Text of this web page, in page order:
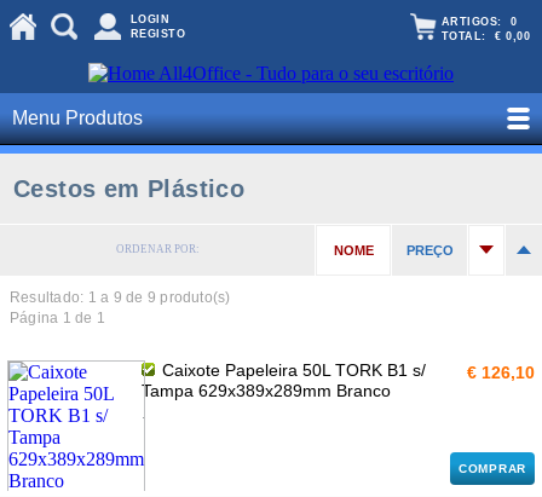
LOGIN
REGISTO
ARTIGOS: 0
TOTAL: € 0,00
Menu Produtos
Cestos em Plástico
ORDENAR POR: NOME PREÇO
Resultado: 1 a 9 de 9 produto(s)
Página 1 de 1
Caixote Papeleira 50L TORK B1 s/
Tampa 629x389x289mm Branco
.
€ 126,10
COMPRAR